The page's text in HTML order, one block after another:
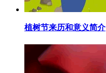
​植树节来历和意义简介